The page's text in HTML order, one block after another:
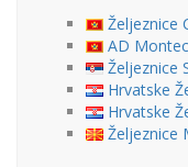
Željeznice
AD
Željeznice
Hrvatske
Hrvatske
Željeznice